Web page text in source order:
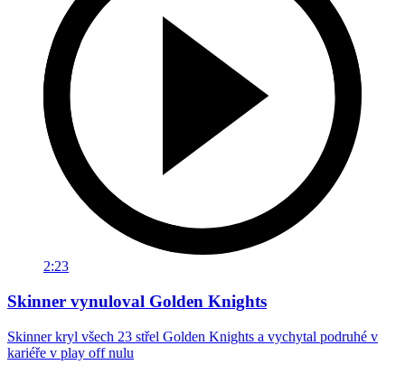
2:23
Skinner vynuloval Golden Knights
Skinner kryl všech 23 střel Golden Knights a vychytal podruhé v
kariéře v play off nulu